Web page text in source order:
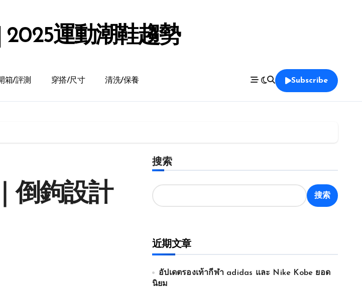
運動潮鞋趨勢
箱/評測 穿搭/尺寸 清洗/保養 Subscribe
倒鉤設計
搜索
搜索
近期文章
อัปเดตรองเท้ากีฬา adidas และ Nike Kobe ยอด
นิยม